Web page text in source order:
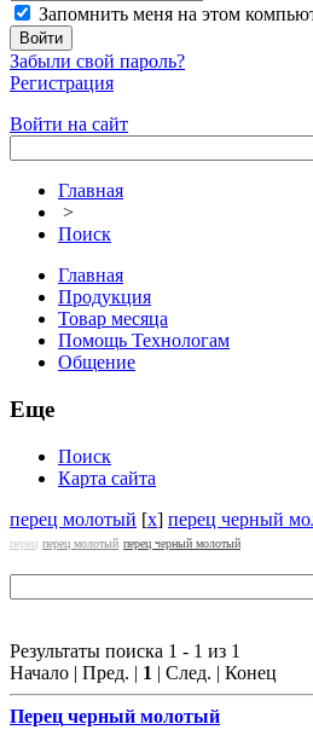
Запомнить меня на этом
Забыли свой пароль?
Регистрация
Войти на сайт
Главная
>
Поиск
Главная
Продукция
Товар месяца
Помощь Технологам
Общение
Еще
Поиск
Карта сайта
перец молотый [x] перец черный
перец перец молотый перец черный молотый
Результаты поиска 1 - 1 из 1
Начало | Пред. | 1 | След. | Конец
Перец черный молотый